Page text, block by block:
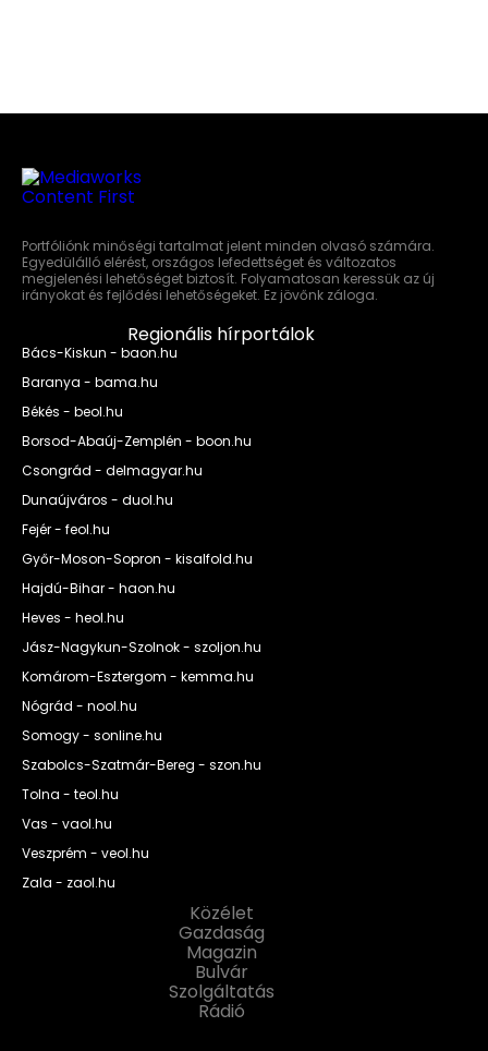
Portfóliónk minőségi tartalmat jelent minden olvasó számára.
Egyedülálló elérést, országos lefedettséget és változatos
megjelenési lehetőséget biztosít. Folyamatosan keressük az új
irányokat és fejlődési lehetőségeket. Ez jövőnk záloga.
Regionális hírportálok
Bács-Kiskun - baon.hu
Baranya - bama.hu
Békés - beol.hu
Borsod-Abaúj-Zemplén - boon.hu
Csongrád - delmagyar.hu
Dunaújváros - duol.hu
Fejér - feol.hu
Győr-Moson-Sopron - kisalfold.hu
Hajdú-Bihar - haon.hu
Heves - heol.hu
Jász-Nagykun-Szolnok - szoljon.hu
Komárom-Esztergom - kemma.hu
Nógrád - nool.hu
Somogy - sonline.hu
Szabolcs-Szatmár-Bereg - szon.hu
Tolna - teol.hu
Vas - vaol.hu
Veszprém - veol.hu
Zala - zaol.hu
Közélet
Gazdaság
Magazin
Bulvár
Szolgáltatás
Rádió